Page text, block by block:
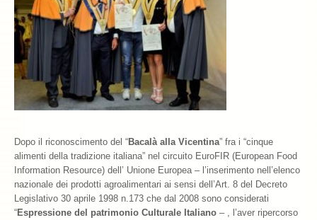
Dopo il riconoscimento del “Bacalà alla Vicentina” fra i “cinque
alimenti della tradizione italiana” nel circuito EuroFIR (European Food
Information Resource) dell’ Unione Europea – l’inserimento nell’elenco
nazionale dei prodotti agroalimentari ai sensi dell’Art. 8 del Decreto
Legislativo 30 aprile 1998 n.173 che dal 2008 sono considerati
“Espressione del patrimonio Culturale Italiano – , l’aver ripercorso